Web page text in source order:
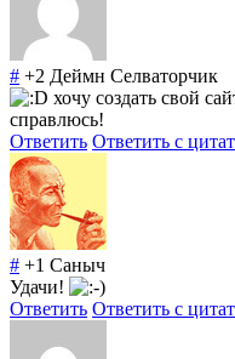
# +2 Деймн Селваторчик
хочу создать свой
справлюсь!
Ответить Ответить с
# +1 Саныч
Удачи!
Ответить Ответить с